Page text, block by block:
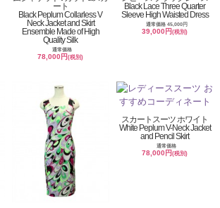
ート
Black Peplum Collarless V
Neck Jacket and Skirt
Ensemble Made of High
Quality Silk
通常価格
78,000円(税別)
Black Lace Three Quarter
Sleeve High Waisted Dress
通常価格 45,000円
39,000円(税別)
スカートスーツ ホワイト
White Peplum V-Neck Jacket
and Pencil Skirt
通常価格
78,000円(税別)